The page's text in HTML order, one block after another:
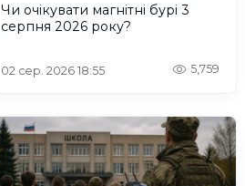
Чи очікувати магнітні бурі 3
серпня 2026 року?
02 сер. 2026 18:55 5,759